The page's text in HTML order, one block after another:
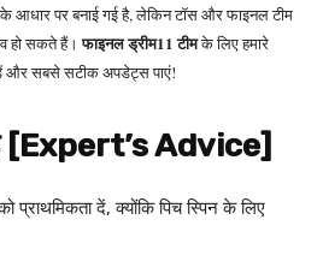
के आधार पर बनाई गई है, लेकिन टॉस और फाइनल टीम
हो सकते हैं।फाइनल ड्रीम11 टीमके लिए हमारे
सबसे सटीक अपडेट्स पाएं!
[Expert’s Advice]
प्राथमिकता दें, क्योंकि पिच स्पिन के लिए